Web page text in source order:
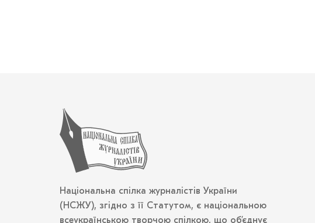
Національна спілка журналістів України
(НСЖУ), згідно з її Статутом, є національною
всеукраїнською творчою спілкою, що об’єднує